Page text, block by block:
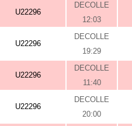
U22296
DECOLLE
12:03
U22296
DECOLLE
19:29
U22296
DECOLLE
11:40
U22296
DECOLLE
20:00